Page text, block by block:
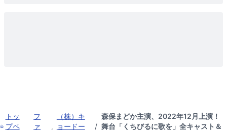
トッ
プペ
フ
ァ
（株）キ
ョードー
/
森保まどか主演、2022年12月上演！
舞台「くちびるに歌を」全キャスト＆